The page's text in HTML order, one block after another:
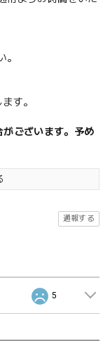
。
す。
ございます。予め
通報する
5